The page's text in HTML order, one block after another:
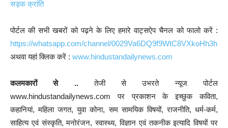
सड़क क्रांति
पोर्टल की सभी खबरों को पढ़ने के लिए हमारे वाट्सऐप चैनल को फालो करें :
https://whatsapp.com/channel/0029Va6DQ9f9WtC8VXkoHh3h
अथवा यहां क्लिक करें : www.hindustandailynews.com
कलमकारों से ..तेजी से उभरते न्यूज पोर्टल
www.hindustandailynews.com पर प्रकाशन के इच्छुक कविता,
कहानियां, महिला जगत, युवा कोना, सम सामयिक विषयों, राजनीति, धर्म-कर्म,
साहित्य एवं संस्कृति, मनोरंजन, स्वास्थ्य, विज्ञान एवं तकनीक इत्यादि विषयों पर